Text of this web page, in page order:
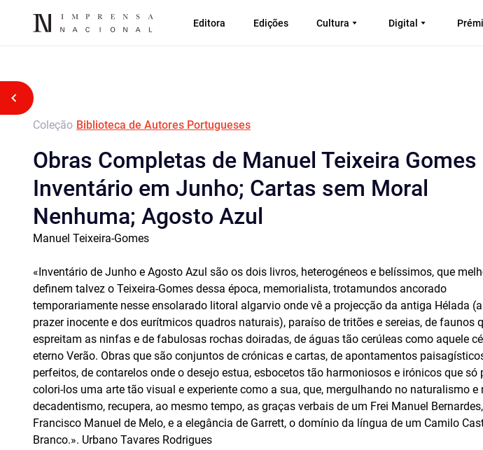
Editora Edições Cultura Digital
Voltar atrás
Coleção Biblioteca de Autores Portugueses
Obras Completas de Manuel Teixeira Gomes
Inventário em Junho; Cartas sem Moral
Nenhuma; Agosto Azul
Manuel Teixeira-Gomes
«Inventário de Junho e Agosto Azul são os dois livros, heterogéneos e belíssimos, que
definem talvez o Teixeira-Gomes dessa época, memorialista, trotamundos ancorado
temporariamente nesse ensolarado litoral algarvio onde vê a projecção da antiga Hélada
prazer inocente e dos eurítmicos quadros naturais), paraíso de tritões e sereias, de faunos
espreitam as ninfas e de fabulosas rochas doiradas, de águas tão cerúleas como aquele
eterno Verão. Obras que são conjuntos de crónicas e cartas, de apontamentos
perfeitos, de contarelos onde o desejo estua, esbocetos tão harmoniosos e irónicos que só
colori-los uma arte tão visual e experiente como a sua, que, mergulhando no naturalismo e
decadentismo, recupera, ao mesmo tempo, as graças verbais de um Frei Manuel
Francisco Manuel de Melo, e a elegância de Garrett, o domínio da língua de um Camilo
Branco.». Urbano Tavares Rodrigues